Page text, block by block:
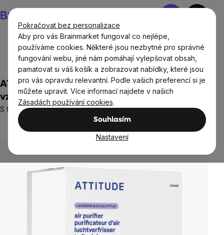
Pokračovat bez personalizace
Aby pro vás Brainmarket fungoval co nejlépe,
používáme cookies. Některé jsou nezbytné pro správné
fungování webu, jiné nám pomáhají vylepšovat obsah,
pamatovat si váš košík a zobrazovat nabídky, které jsou
pro vás opravdu relevantní. Podle vašich preferencí si je
můžete upravit. Více informací najdete v našich
Zásadách používání cookies.
Souhlasím
Nastavení
na
obsah
Nákupní
Domov Ekodrogerie Čisticí prostředky
ATTITUDE Přírodní čisticí osvěžovač
vzduchu, levandule & eukalyptus, 227 g
S filtrem z přírodního aktivního uhlí
Průměrné
produktu